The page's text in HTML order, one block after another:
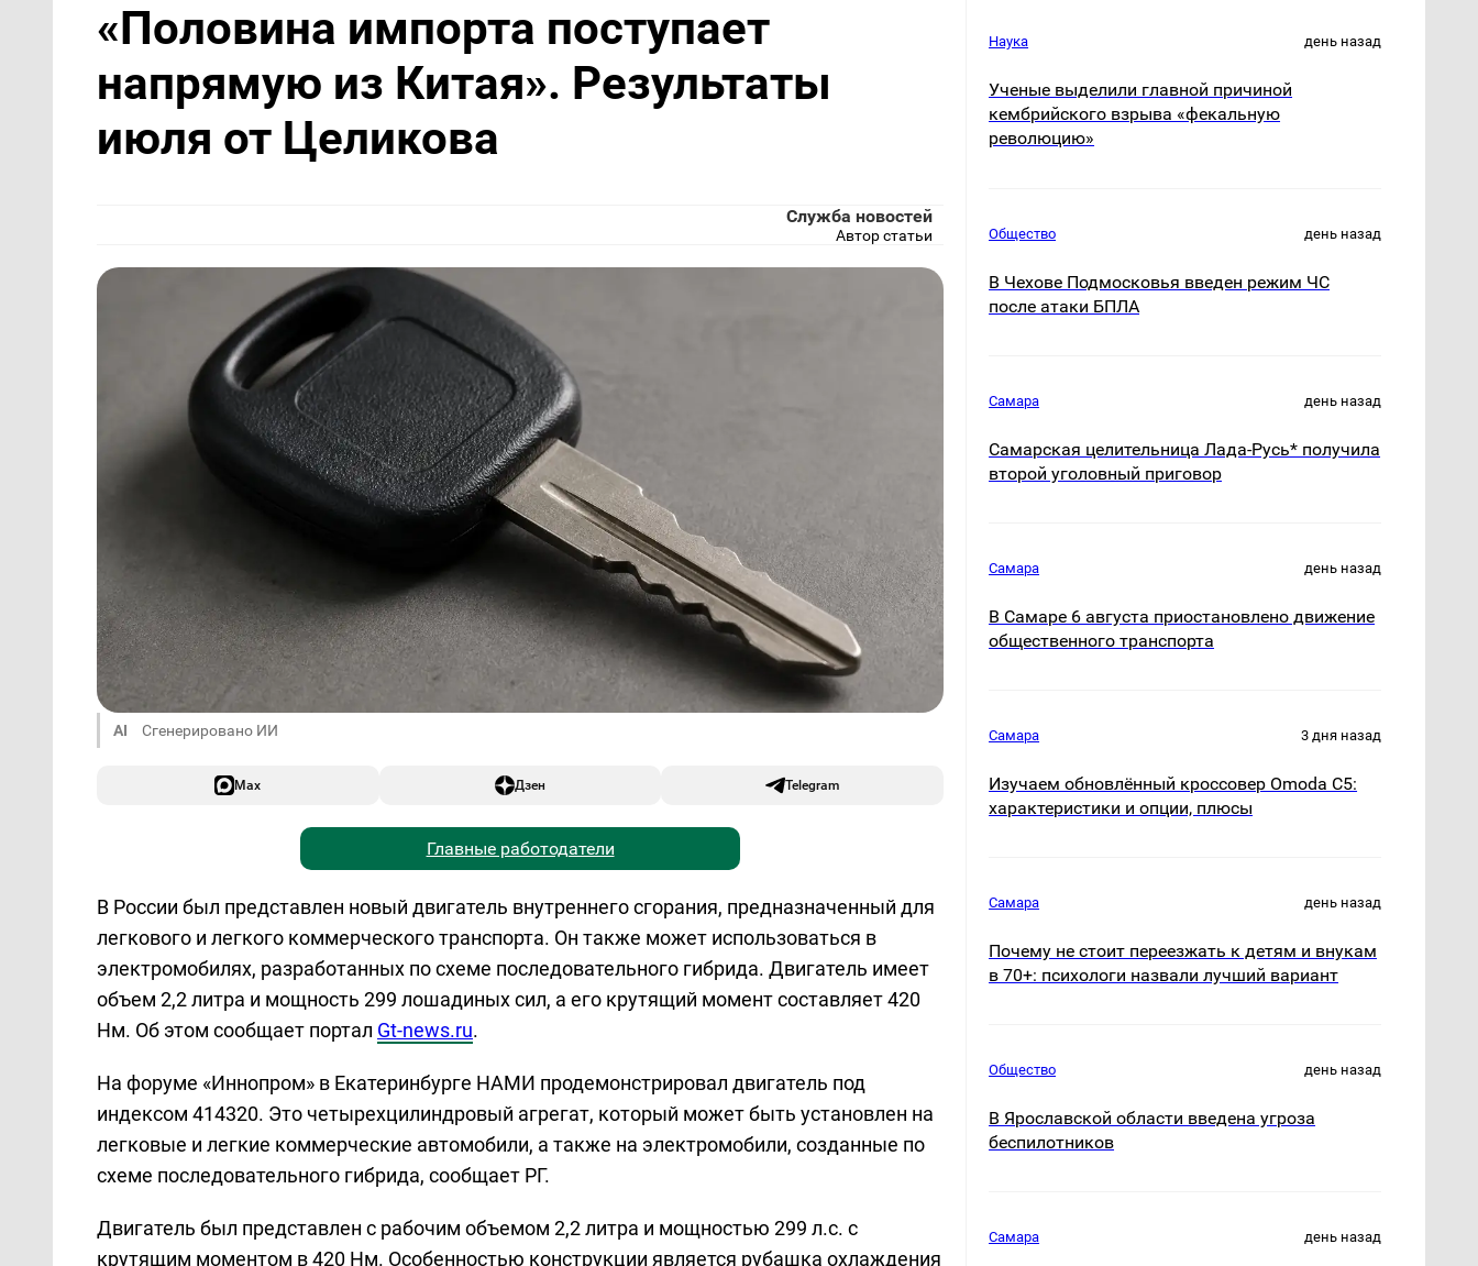
«Половина импорта поступает
напрямую из Китая». Результаты
июля от Целикова
Служба новостей
Автор статьи
AI Сгенерировано ИИ
Max Дзен Telegram
Главные работодатели
В России был представлен новый двигатель внутреннего сгорания, предназначенный для
легкового и легкого коммерческого транспорта. Он также может использоваться в
электромобилях, разработанных по схеме последовательного гибрида. Двигатель имеет
объем 2,2 литра и мощность 299 лошадиных сил, а его крутящий момент составляет 420
Нм. Об этом сообщает портал Gt-news.ru.
На форуме «Иннопром» в Екатеринбурге НАМИ продемонстрировал двигатель под
индексом 414320. Это четырехцилиндровый агрегат, который может быть установлен на
легковые и легкие коммерческие автомобили, а также на электромобили, созданные по
схеме последовательного гибрида, сообщает РГ.
Двигатель был представлен с рабочим объемом 2,2 литра и мощностью 299 л.с. с
крутящим моментом в 420 Нм. Особенностью конструкции является рубашка охлаждения
Наука день назад
Ученые выделили главной причиной
кембрийского взрыва «фекальную
революцию»
Общество день назад
В Чехове Подмосковья введен режим ЧС
после атаки БПЛА
Самара день назад
Самарская целительница Лада-Русь* получила
второй уголовный приговор
Самара день назад
В Самаре 6 августа приостановлено движение
общественного транспорта
Самара 3 дня назад
Изучаем обновлённый кроссовер Omoda C5:
характеристики и опции, плюсы
Самара день назад
Почему не стоит переезжать к детям и внукам
в 70+: психологи назвали лучший вариант
Общество день назад
В Ярославской области введена угроза
беспилотников
Самара день назад